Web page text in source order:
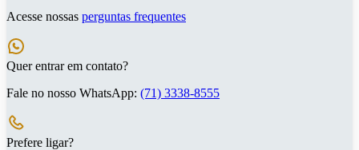
Acesse nossas perguntas frequentes
Quer entrar em contato?
Fale no nosso WhatsApp: (71) 3338-8555
Prefere ligar?